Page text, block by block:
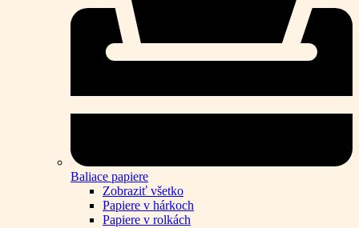
Baliace papiere
Zobraziť všetko
Papiere v hárkoch
Papiere v rolkách